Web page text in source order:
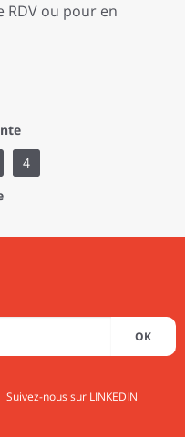
ou pour en
4
OK
Suivez-nous sur LINKEDIN